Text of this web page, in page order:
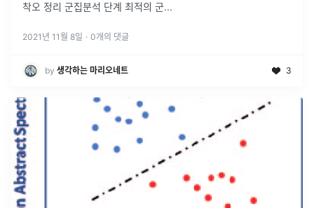
착오 정리 군집분석 단계 최적의 군...
2021년 11월 8일 · 0개의 댓글
by 생각하는 마리오네트 3